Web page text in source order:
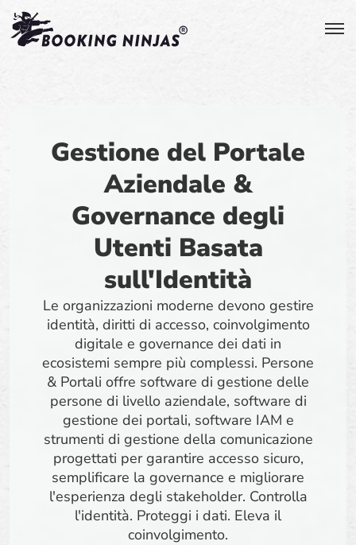
Gestione del Portale
Aziendale &
Governance degli
Utenti Basata
sull'Identità
Le organizzazioni moderne devono gestire
identità, diritti di accesso, coinvolgimento
digitale e governance dei dati in
ecosistemi sempre più complessi. Persone
& Portali offre software di gestione delle
persone di livello aziendale, software di
gestione dei portali, software IAM e
strumenti di gestione della comunicazione
progettati per garantire accesso sicuro,
semplificare la governance e migliorare
l'esperienza degli stakeholder. Controlla
l'identità. Proteggi i dati. Eleva il
coinvolgimento.